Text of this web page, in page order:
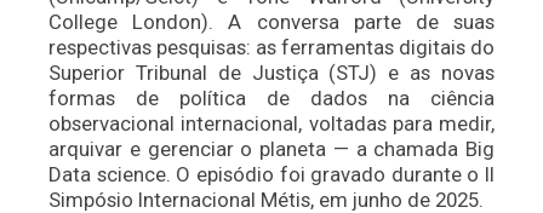
College London). A conversa parte de suas
respectivas pesquisas: as ferramentas digitais do
Superior Tribunal de Justiça (STJ) e as novas
formas de política de dados na ciência
observacional internacional, voltadas para medir,
arquivar e gerenciar o planeta — a chamada Big
Data science. O episódio foi gravado durante o II
Simpósio Internacional Métis, em junho de 2025.